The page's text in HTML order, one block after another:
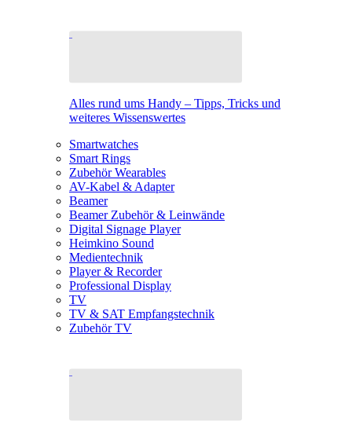
Alles rund ums Handy – Tipps, Tricks und
weiteres Wissenswertes
Smartwatches
Smart Rings
Zubehör Wearables
AV-Kabel & Adapter
Beamer
Beamer Zubehör & Leinwände
Digital Signage Player
Heimkino Sound
Medientechnik
Player & Recorder
Professional Display
TV
TV & SAT Empfangstechnik
Zubehör TV